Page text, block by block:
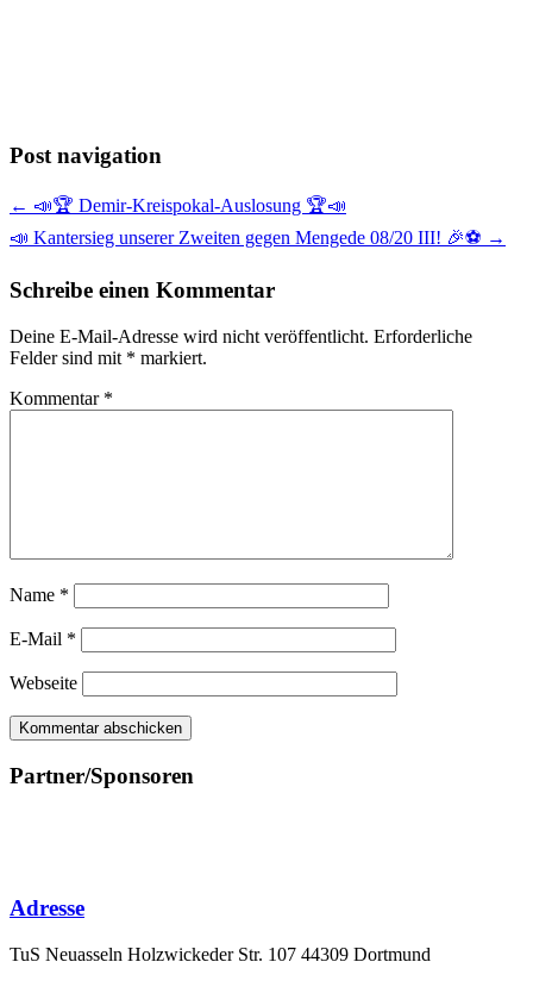
Post navigation
← 📣🏆 Demir-Kreispokal-Auslosung 🏆📣
📣 Kantersieg unserer Zweiten gegen Mengede 08/20 III! 🎉⚽ →
Schreibe einen Kommentar
Deine E-Mail-Adresse wird nicht veröffentlicht. Erforderliche
Felder sind mit * markiert.
Kommentar *
Name *
E-Mail *
Webseite
Partner/Sponsoren
Adresse
TuS Neuasseln Holzwickeder Str. 107 44309 Dortmund